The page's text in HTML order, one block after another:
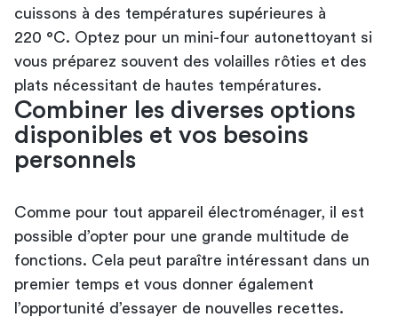
cuissons à des températures supérieures à
220 °C. Optez pour un mini-four autonettoyant si
vous préparez souvent des volailles rôties et des
plats nécessitant de hautes températures.
Combiner les diverses options
disponibles et vos besoins
personnels
Comme pour tout appareil électroménager, il est
possible d’opter pour une grande multitude de
fonctions. Cela peut paraître intéressant dans un
premier temps et vous donner également
l’opportunité d’essayer de nouvelles recettes.